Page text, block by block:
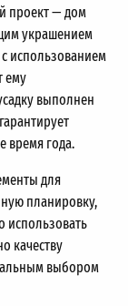
проект — дом
украшением
использованием
ему
выполнен
время года.
для
планировку,
использовать
качеству
выбором